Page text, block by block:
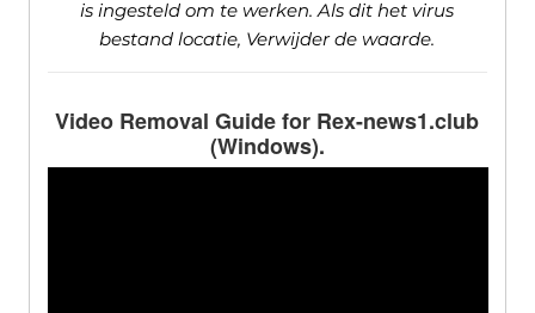
is ingesteld om te werken. Als dit het virus
bestand locatie, Verwijder de waarde.
Video Removal Guide for Rex-news1.club
(Windows).